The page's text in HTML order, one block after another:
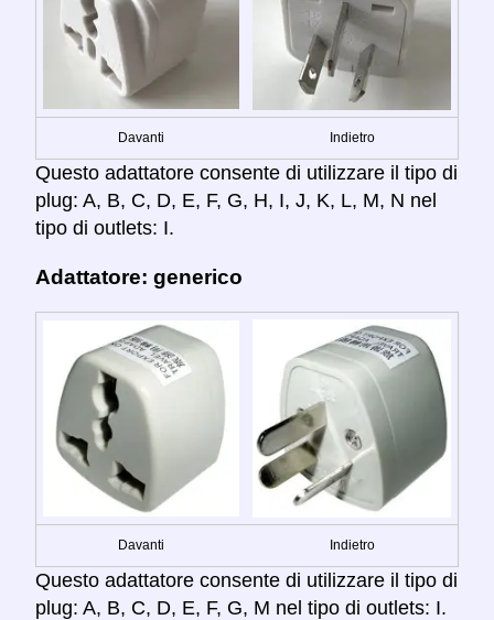
Davanti Indietro
Questo adattatore consente di utilizzare il tipo di
plug: A, B, C, D, E, F, G, H, I, J, K, L, M, N nel
tipo di outlets: I.
Adattatore: generico
Davanti Indietro
Questo adattatore consente di utilizzare il tipo di
plug: A, B, C, D, E, F, G, M nel tipo di outlets: I.